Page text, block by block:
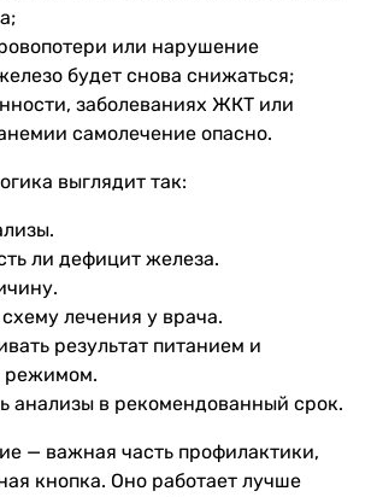
или нарушение
будет снова снижаться;
заболеваниях ЖКТ или
самолечение опасно.
выглядит так:
ли дефицит железа.
лечения у врача.
результат питанием и
режимом.
анализы в рекомендованный срок.
— важная часть профилактики,
кнопка. Оно работает лучше